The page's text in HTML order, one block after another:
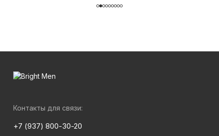
Контакты для связи:
+7 (937) 800-30-20